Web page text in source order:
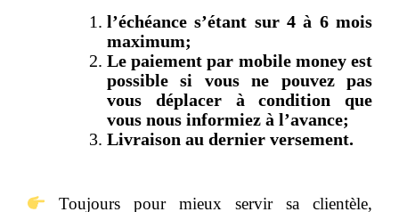
l’échéance s’étant sur 4 à 6 mois
maximum;
Le paiement par mobile money est
possible si vous ne pouvez pas
vous déplacer à condition que
vous nous informiez à l’avance;
Livraison au dernier versement.
Toujours pour mieux servir sa clientèle,